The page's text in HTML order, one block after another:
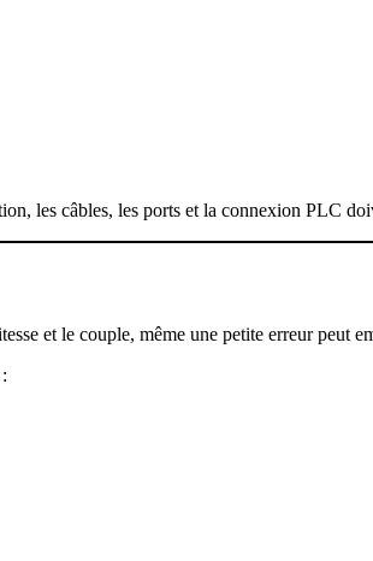
les câbles, les ports et la connexion PLC
et le couple, même une petite erreur peut